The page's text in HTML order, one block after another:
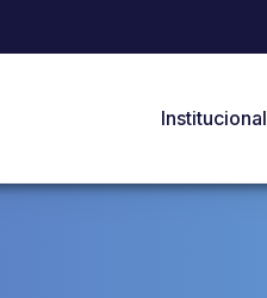
Institucional